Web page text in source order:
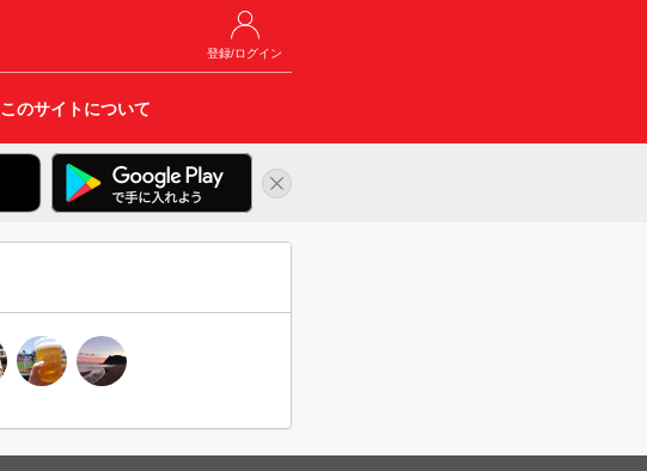
登録/ログイン
このサイトについて